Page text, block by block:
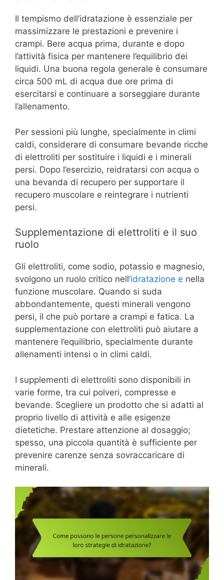
Il tempismo dell’idratazione è essenziale per
massimizzare le prestazioni e prevenire i
crampi. Bere acqua prima, durante e dopo
l’attività fisica per mantenere l’equilibrio dei
liquidi. Una buona regola generale è consumare
circa 500 mL di acqua due ore prima di
esercitarsi e continuare a sorseggiare durante
l’allenamento.
Per sessioni più lunghe, specialmente in climi
caldi, considerare di consumare bevande ricche
di elettroliti per sostituire i liquidi e i minerali
persi. Dopo l’esercizio, reidratarsi con acqua o
una bevanda di recupero per supportare il
recupero muscolare e reintegrare i nutrienti
persi.
Supplementazione di elettroliti e il suo
ruolo
Gli elettroliti, come sodio, potassio e magnesio,
svolgono un ruolo critico nell’idratazione e nella
funzione muscolare. Quando si suda
abbondantemente, questi minerali vengono
persi, il che può portare a crampi e fatica. La
supplementazione con elettroliti può aiutare a
mantenere l’equilibrio, specialmente durante
allenamenti intensi o in climi caldi.
I supplementi di elettroliti sono disponibili in
varie forme, tra cui polveri, compresse e
bevande. Scegliere un prodotto che si adatti al
proprio livello di attività e alle esigenze
dietetiche. Prestare attenzione al dosaggio;
spesso, una piccola quantità è sufficiente per
prevenire carenze senza sovraccaricare di
minerali.